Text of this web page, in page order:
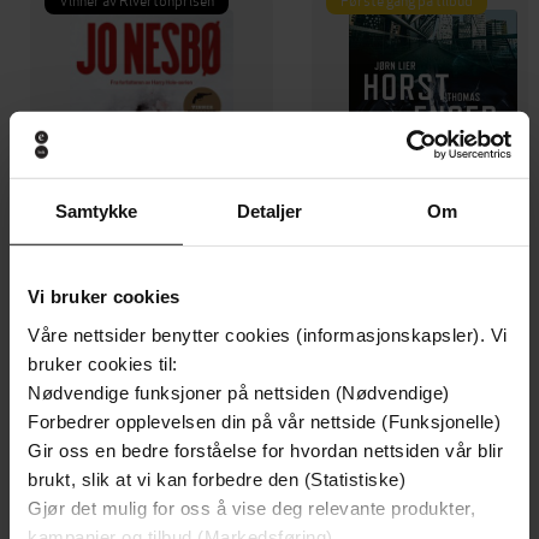
Samtykke Detaljer Om
Vi bruker cookies
Våre nettsider benytter cookies (informasjonskapsler). Vi
bruker cookies til:
Nødvendige funksjoner på nettsiden (Nødvendige)
Forbedrer opplevelsen din på vår nettside (Funksjonelle)
Gir oss en bedre forståelse for hvordan nettsiden vår blir
brukt, slik at vi kan forbedre den (Statistiske)
Gjør det mulig for oss å vise deg relevante produkter,
199,-
Minnesota
Jo Nesbø
EBOK
349,-
Jørn Lier Horst
EBOK